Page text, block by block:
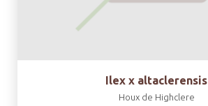
Ilex x altaclerensis
Houx de Highclere